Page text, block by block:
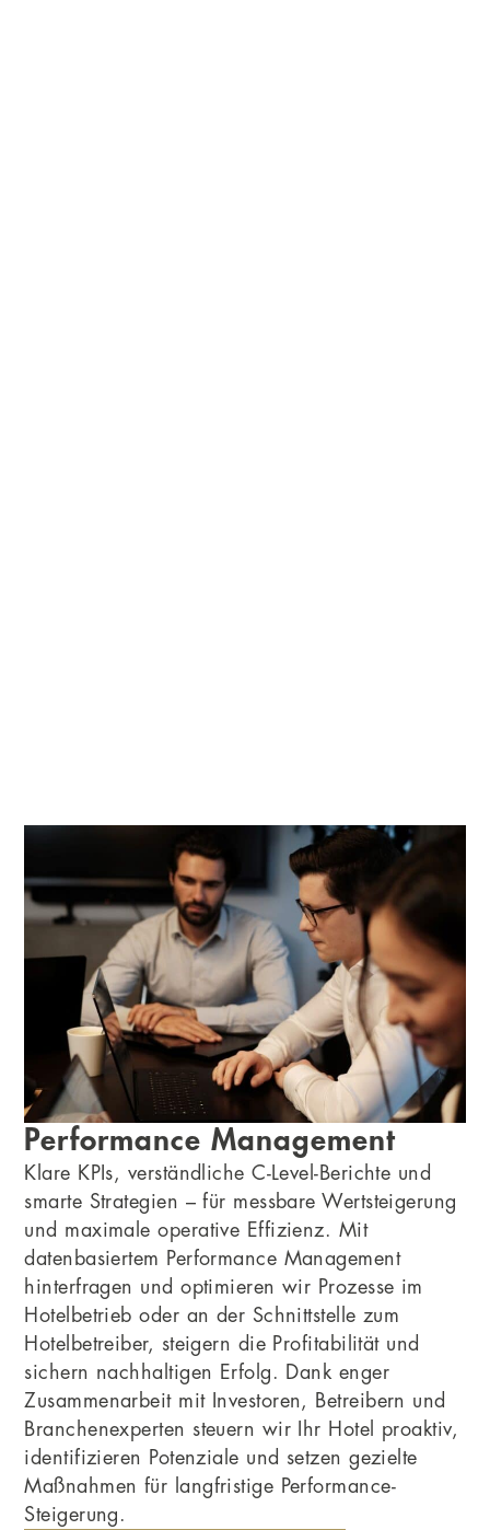
Performance Management
Klare KPIs, verständliche C-Level-Berichte und
smarte Strategien – für messbare Wertsteigerung
und maximale operative Effizienz. Mit
datenbasiertem Performance Management
hinterfragen und optimieren wir Prozesse im
Hotelbetrieb oder an der Schnittstelle zum
Hotelbetreiber, steigern die Profitabilität und
sichern nachhaltigen Erfolg. Dank enger
Zusammenarbeit mit Investoren, Betreibern und
Branchenexperten steuern wir Ihr Hotel proaktiv,
identifizieren Potenziale und setzen gezielte
Maßnahmen für langfristige Performance-
Steigerung.